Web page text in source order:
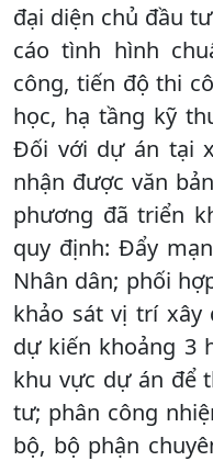
đại diện chủ đầu
cáo tình hình
công, tiến độ thi
học, hạ tầng kỹ
Đối với dự án tại
nhận được văn
phương đã triển
quy định: Đẩy
Nhân dân; phối
khảo sát vị trí
dự kiến khoảng 3
khu vực dự án để
tư; phân công
bộ, bộ phận